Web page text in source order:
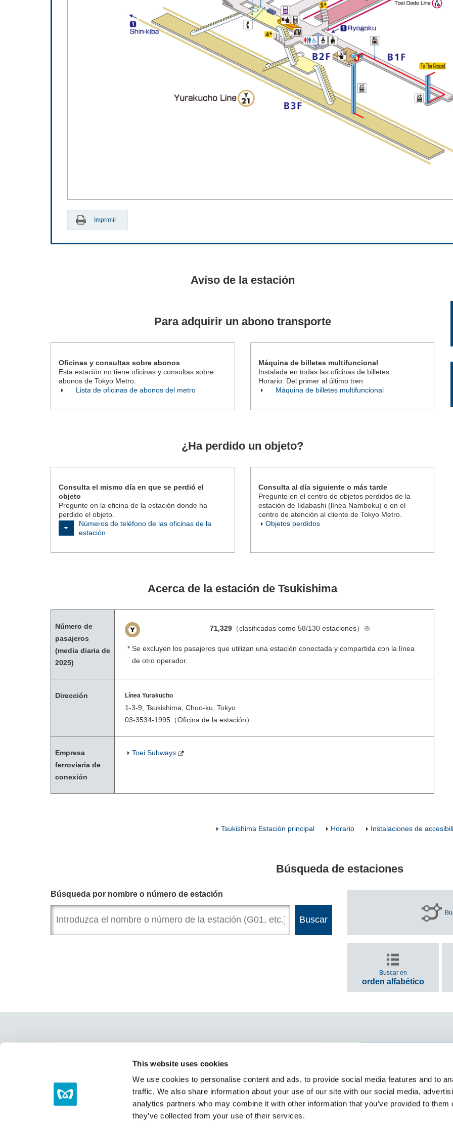
This website uses cookies
We use cookies to personalise content and ads, to provide social media features and to
traffic. We also share information about your use of our site with our social media,
analytics partners who may combine it with other information that you’ve provided to them
they’ve collected from your use of their services.
Imprimir
Aviso de la estación
Para adquirir un abono transporte
Oficinas y consultas sobre abonos
Esta estación no tiene oficinas y consultas sobre
abonos de Tokyo Metro.
Lista de oficinas de abonos del metro
Máquina de billetes multifuncional
Instalada en todas las oficinas de billetes.
Horario: Del primer al último tren
Máquina de billetes multifuncional
¿Ha perdido un objeto?
Consulta el mismo día en que se perdió el
objeto
Pregunte en la oficina de la estación donde ha
perdido el objeto.
Números de teléfono de las oficinas de la
estación
Consulta al día siguiente o más tarde
Pregunte en el centro de objetos perdidos de la
estación de Iidabashi (línea Namboku) o en el
centro de atención al cliente de Tokyo Metro.
Objetos perdidos
Acerca de la estación de Tsukishima
Número de
pasajeros
(media diaria de
2025)
71,329 （clasificadas como 58/130 estaciones）※
Se excluyen los pasajeros que utilizan una estación conectada y compartida con la línea
de otro operador.
Dirección Línea Yurakucho
1-3-9, Tsukishima, Chuo-ku, Tokyo
03-3534-1995 （Oficina de la estación）
Empresa
ferroviaria de
conexión
Toei Subways
Tsukishima Estación principal Horario Instalaciones de
Búsqueda de estaciones
Búsqueda por nombre o número de estación
Buscar en
orden alfabético
Tokyo Trend Trip Canal oficial
perdidos)